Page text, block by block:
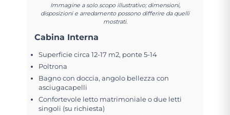
Immagine a solo scopo illustrativo; dimensioni,
disposizioni e arredamento possono differire da quelli
mostrati.
Cabina Interna
Superficie circa 12-17 m2, ponte 5-14
Poltrona
Bagno con doccia, angolo bellezza con
asciugacapelli
Confortevole letto matrimoniale o due letti
singoli (su richiesta)